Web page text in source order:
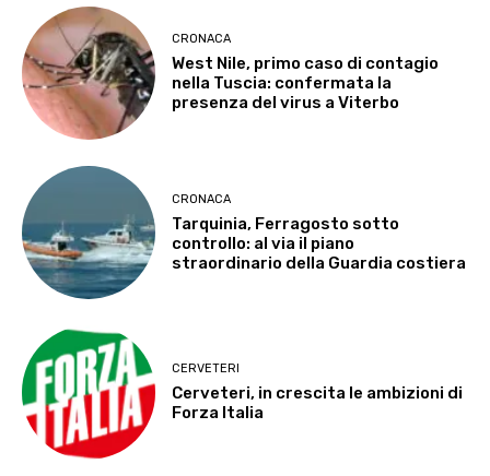
CRONACA
West Nile, primo caso di contagio
nella Tuscia: confermata la
presenza del virus a Viterbo
CRONACA
Tarquinia, Ferragosto sotto
controllo: al via il piano
straordinario della Guardia costiera
CERVETERI
Cerveteri, in crescita le ambizioni di
Forza Italia